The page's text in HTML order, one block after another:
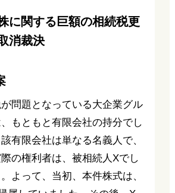
に関する巨額の相続税更
消裁決
問題となっている大企業グル
もともと有限会社の持分でし
有限会社は単なる名義人で、
の権利者は、被相続人Xでし
よって、当初、本件株式は、